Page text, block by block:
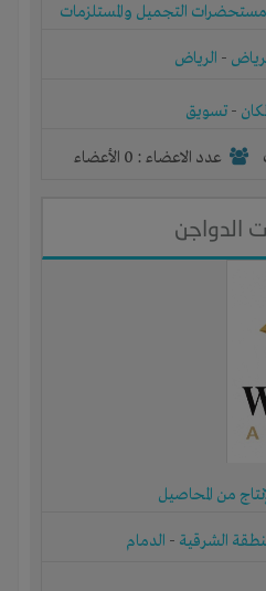
التجميل والمستلزمات
- الرياض
- تسويق
عدد الاعضاء : 0 الأعضاء
الدواجن
من المحاصيل
الشرقية - الدمام